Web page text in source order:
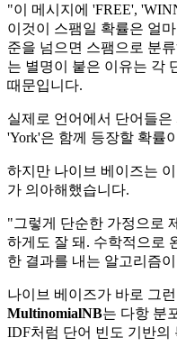
"이 메시지에 'FREE',
이것이 스팸일 확률은 얼
준을 넘으면 스팸으로 분
는 별명이 붙은 이유는 각
때문입니다.
실제로 언어에서 단어들
'York'은 함께 등장할 확률
하지만 나이브 베이즈는
가 의아해했습니다.
"그렇게 단순한 가정으로
하게도 잘 돼. 수학적으로
한 결과를 내는 알고리즘
나이브 베이즈가 바로 그
MultinomialNB는 다항 분
IDF처럼 단어 빈도 기반의